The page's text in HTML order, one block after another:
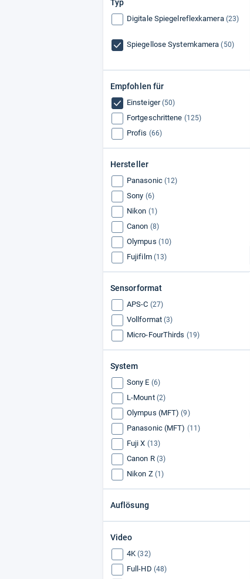
Typ
Digitale Spiegelreflexkamera (23)
Spiegellose Systemkamera (50)
Empfohlen für
Einsteiger (50)
Fortgeschrittene (125)
Profis (66)
Hersteller
Panasonic (12)
Sony (6)
Nikon (1)
Canon (8)
Olympus (10)
Fujifilm (13)
Sensorformat
APS-C (27)
Vollformat (3)
Micro-FourThirds (19)
System
Sony E (6)
L-Mount (2)
Olympus (MFT) (9)
Panasonic (MFT) (11)
Fuji X (13)
Canon R (3)
Nikon Z (1)
Auflösung
Video
4K (32)
Full-HD (48)